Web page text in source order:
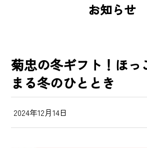
お知らせ
菊忠の冬ギフト！ほっ
まる冬のひととき
2024年12月14日